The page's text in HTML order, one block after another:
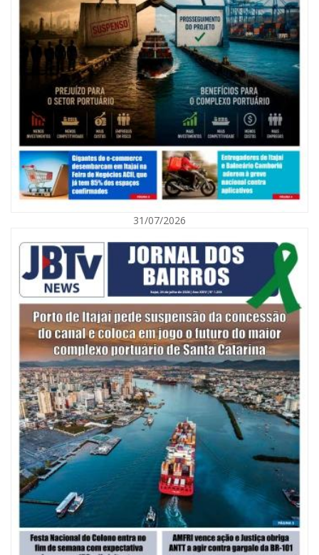
⸻
Matemática
E essa decisão, ao que tudo indica, não será apenas pessoal. Será, acima
de tudo, um cálculo frio sobre viabilidade eleitoral — e sobre o risco de
transformar uma trajetória histórica em um desfecho indesejado.
O relógio avança. E, desta vez, o tempo pode não estar ao lado do
principal protagonista da política brasileira nas últimas décadas.
08/08/2026 | 07:00
Agosto Laranja mobiliza Navegantes com ações de prevenção de
deficiências e inclusão social
BALNEÁRIO CAMBORIÚ
08/08/2026 | 07:00
31/07/2026